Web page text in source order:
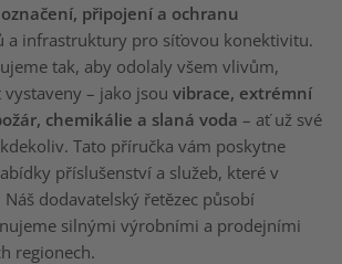
připojení a ochranu
a infrastruktury pro síťovou konektivitu.
tak, aby odolaly všem vlivům,
– jako jsouvibrace, extrémní
chemikálie a slaná voda – ať už své
Tato příručka vám poskytne
příslušenství a služeb, které v
dodavatelský řetězec působí
silnými výrobními a prodejními
regionech.